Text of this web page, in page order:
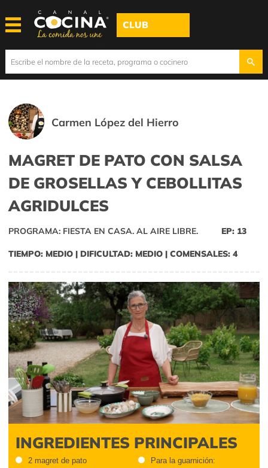
CLUB
Carmen López del Hierro
MAGRET DE PATO CON SALSA
DE GROSELLAS Y CEBOLLITAS
AGRIDULCES
PROGRAMA: FIESTA EN CASA. AL AIRE LIBRE. EP: 13
TIEMPO: MEDIO | DIFICULTAD: MEDIO | COMENSALES: 4
INGREDIENTES PRINCIPALES
2 magret de pato
Para la guarnición: